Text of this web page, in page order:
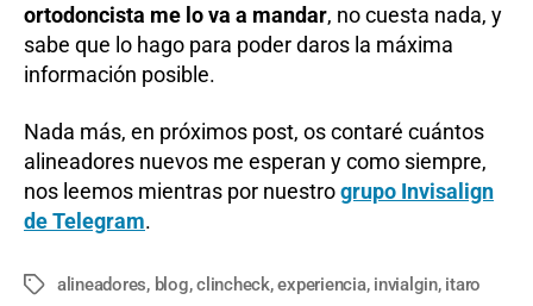
ortodoncista me lo va a mandar, no cuesta nada, y
sabe que lo hago para poder daros la máxima
información posible.
Nada más, en próximos post, os contaré cuántos
alineadores nuevos me esperan y como siempre,
nos leemos mientras por nuestrogrupo Invisalign
de Telegram.
Etiquetasalineadores, blog,clincheck,experiencia, invialgin, itaro